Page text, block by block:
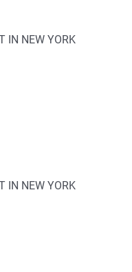
IN NEW YORK
IN NEW YORK